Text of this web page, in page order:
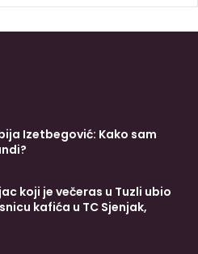
Izetbegović: Kako sam
koji je večeras u Tuzli ubio
kafića u TC Sjenjak,